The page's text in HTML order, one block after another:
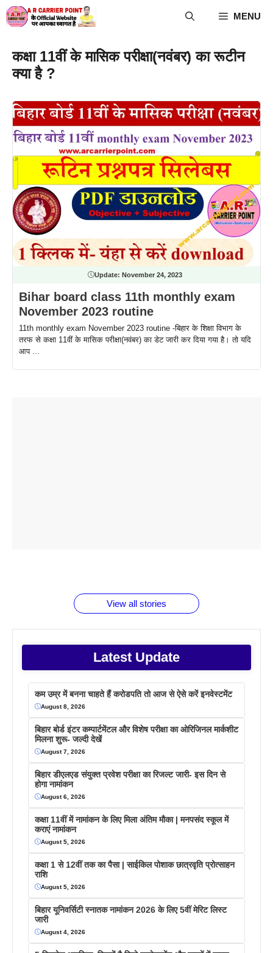
Skip
to
MENU
कक्षा 11वीं के मासिक परीक्षा(नवंबर) का रूटीन
क्या है ?
Update: November 24, 2023
Bihar board class 11th monthly exam
November 2023 routine
11th monthly exam November 2023 routine -बिहार के शिक्षा विभाग के
तरफ से कक्षा 11वीं के मासिक परीक्षा(नवंबर) का डेट जारी कर दिया गया है। तो यदि
आप ...
View all stories
Latest Update
कम उम्र में बनना चाहते हैं करोडपति तो आज से ऐसे करें इनवेस्टमेंट
August 8, 2026
बिहार बोर्ड इंटर कम्पार्टमेंटल और विशेष परीक्षा का ओरिजिनल मार्कशीट
मिलना शुरू- जल्दी देखें
August 7, 2026
बिहार डीएलएड संयुक्त प्रवेश परीक्षा का रिजल्ट जारी- इस दिन से
होगा नामांकन
August 6, 2026
कक्षा 11वीं में नामांकन के लिए मिला अंतिम मौका | मनपसंद स्कूल में
कराएं नामांकन
August 5, 2026
कक्षा 1 से 12वीं तक का पैसा | साईकिल पोशाक छात्रवृति प्रोत्साहन
राशि
August 5, 2026
बिहार यूनिवर्सिटी स्नातक नामांकन 2026 के लिए 5वीं मेरिट लिस्ट
जारी
August 4, 2026